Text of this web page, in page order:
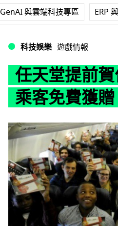
GenAI 與雲端科技專區 ERP
科技娛樂 遊戲情報
任天堂提前
乘客免費獲